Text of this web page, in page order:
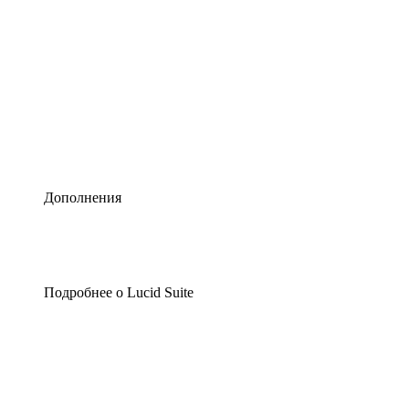
Дополнения
Подробнее о Lucid Suite